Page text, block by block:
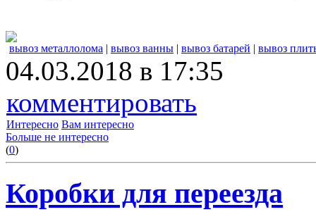
вывоз металлолома | вывоз ванны | вывоз батарей | вывоз
04.03.2018 в 17:35
комментировать
Интересно Вам интересно
Больше не интересно
(0)
Коробки для переезда